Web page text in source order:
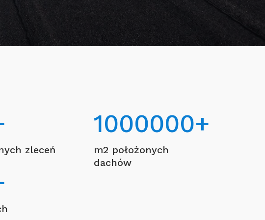
zleceń
1000000+
m2 położonych
dachów